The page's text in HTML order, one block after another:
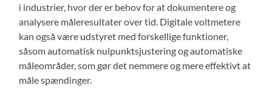
i industrier, hvor der er behov for at dokumentere og
analysere måleresultater over tid. Digitale voltmetere
kan også være udstyret med forskellige funktioner,
såsom automatisk nulpunktsjustering og automatiske
måleområder, som gør det nemmere og mere effektivt at
måle spændinger.